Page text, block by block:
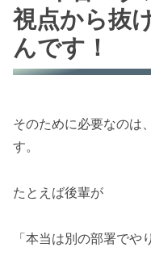
視点から抜
んです！
そのために必要なのは
す。
たとえば後輩が
「本当は別の部署でや